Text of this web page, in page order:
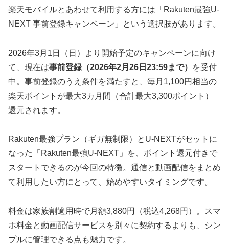
楽天モバイルとあわせて利用する方には「Rakuten最強U-
NEXT 事前登録キャンペーン」という選択肢があります。
2026年3月1日（日）より開始予定のキャンペーンに向け
て、現在は事前登録（2026年2月26日23:59まで）
を受付
中。事前登録のうえ条件を満たすと、毎月1,100円相当の
楽天ポイントが最大3カ月間（合計最大3,300ポイント）
還元されます。
Rakuten最強プラン（ギガ無制限）とU-NEXTがセットに
なった「Rakuten最強U-NEXT」を、ポイント還元付きで
スタートできるのが今回の特徴。通信と動画配信をまとめ
て利用したい方にとって、始めやすいタイミングです。
料金は家族割適用時で月額3,880円（税込4,268円）。スマ
ホ料金と動画配信サービスを別々に契約するよりも、シン
プルに管理できる点も魅力です。